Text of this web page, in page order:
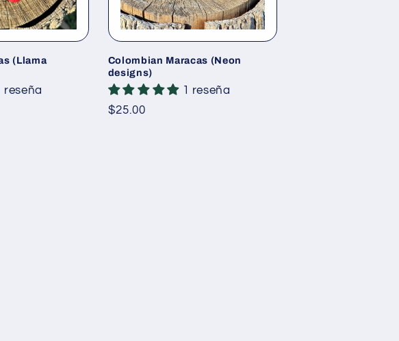
(Llama
reseña
Colombian Maracas (Neon
designs)
1 reseña
Precio
$25.00